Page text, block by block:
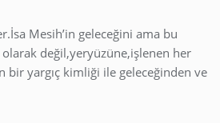
Mesih’in geleceğini ama bu
değil,yeryüzüne,işlenen her
bir yargıç kimliği ile geleceğinden ve